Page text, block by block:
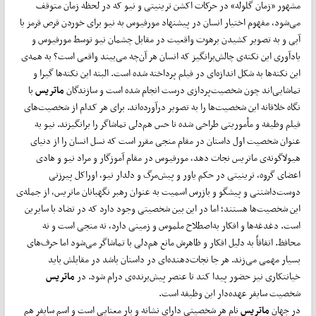
مشهور «زمان گلوله» در حرکات اکشن ترینیتی و نیو که در لحظه زمان متوقف
می‌شود، مفهوم اختیار انسان در پیشنهاد مورفیوس به نیو برای خوردن قرص قرمز یا
آبی و به تصویر کشیدن برهوت واقعیت در مقابل چشمان نیو توسط مورفیوس و
یادآوری این نکته‌ی چالش‌برانگیز که انسان هر آن‌چه می‌بیند واقعی است؟ به همه‌ی
این نکته‌ها به شکل اندازه‌ای در فیلم پرداخته شده است. البته این نکته‌ها گیرا و
تماشایی‌اند چون شخصیت‌پردازی درست انجام شده است و سازندگانماتریسبا
نگاه خلاقانه این شخصیت‌ها را به تصویر درآورده‌اند. برای هر کدام از شخصیت‌های
فیلم وظیفه و مأموریتی طراحی شده تا حس هم‌دلی تماشاگر را برانگیزند. نیو به
عنوان شخصیت اول داستان در مقام منجی مقرر است که نسل انسان را از دنیای
هیولاگونه‌ی ماتریس نجات دهد، مورفیوس در مقام آموزگار و مراد نیو و ‌هادی
اعضای گروه، ترینیتی در حکم یاور و پیش‌مرگ و دلدار نیو، اوراکل پیرزنی
دوست‌داشتنی و پیشگو و بازرس اسمیت به عنوان رهبر نگهبانان ماتریس، از جمله‌ی
این شخصیت‌ها هستند؛ اما در این بین شخصیتی وجود دارد که در تضاد با سایرین
است. دغدغه‌ها و افکار به‌اصطلاح ملموس و زمینی دارد، نه منجی است و نه
محافظ. اتفاقاً به دلیل افکار و ظاهرش مانع هم‌دلی با تماشاگر می‌شود اما حرف‌های
بسیار مهمی می‌زند. هر جا نجات‌دهنده‌ای در داستان باشد در مقابلش باید
خیانتکاری نیز حضور پیدا کند تا عنصر پیش‌برنده‌ی درام شود. در ماتریس
شخصیت سایفر عهده‌دار این وظیفه است.
در جهانماتریسنام هر شخصیتی دارای نشانه و بار معنایی است و اسم سایفر هم